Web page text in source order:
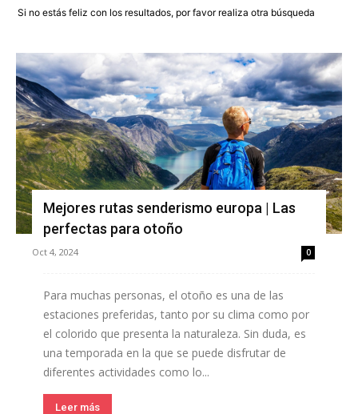
Si no estás feliz con los resultados, por favor realiza otra búsqueda
Mejores rutas senderismo europa | Las
perfectas para otoño
Oct 4, 2024 0
Para muchas personas, el otoño es una de las
estaciones preferidas, tanto por su clima como por
el colorido que presenta la naturaleza. Sin duda, es
una temporada en la que se puede disfrutar de
diferentes actividades como lo...
Leer más